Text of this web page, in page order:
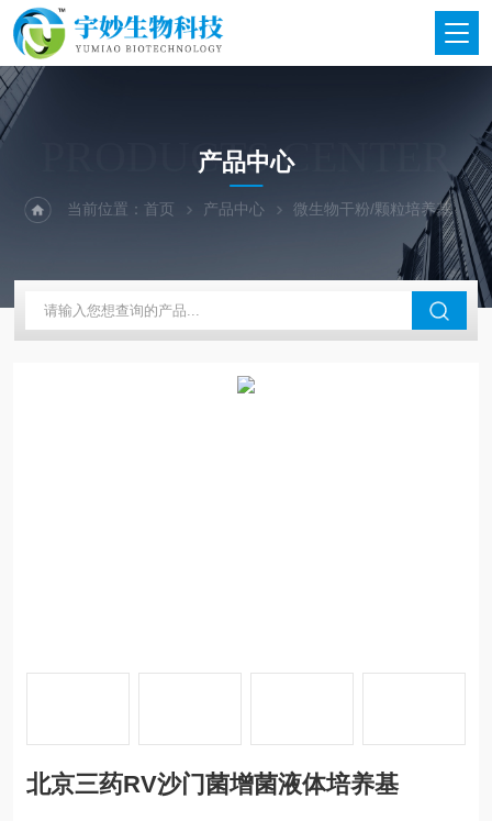
PRODUCTS CENTER
产品中心
当前位置：首页 产品中心 微生物干粉/颗粒培养基
北京三药RV沙门菌增菌液体培养基